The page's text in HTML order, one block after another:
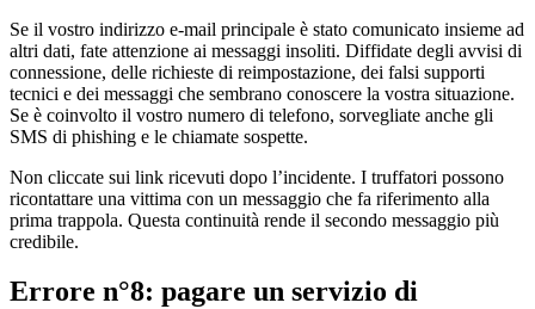
Se il vostro indirizzo e-mail principale è stato comunicato insieme ad
altri dati, fate attenzione ai messaggi insoliti. Diffidate degli avvisi di
connessione, delle richieste di reimpostazione, dei falsi supporti
tecnici e dei messaggi che sembrano conoscere la vostra situazione.
Se è coinvolto il vostro numero di telefono, sorvegliate anche gli
SMS di phishing e le chiamate sospette.
Non cliccate sui link ricevuti dopo l’incidente. I truffatori possono
ricontattare una vittima con un messaggio che fa riferimento alla
prima trappola. Questa continuità rende il secondo messaggio più
credibile.
Errore n°8: pagare un servizio di